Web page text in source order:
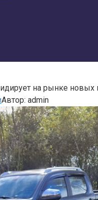
на рынке новых
Автор: admin